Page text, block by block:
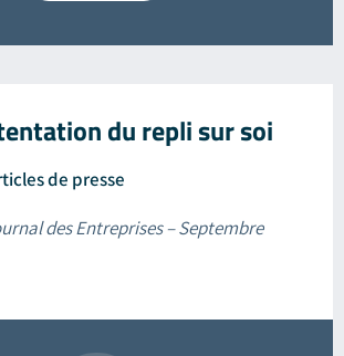
du repli sur soi
de presse
des Entreprises – Septembre